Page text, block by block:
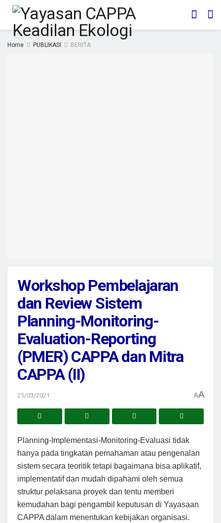
Home PUBLIKASI BERITA
Workshop Pembelajaran
dan Review Sistem
Planning-Monitoring-
Evaluation-Reporting
(PMER) CAPPA dan Mitra
CAPPA (II)
25/03/2021 AA
Planning-Implementasi-Monitoring-Evaluasi tidak
hanya pada tingkatan pemahaman atau pengenalan
sistem secara teoritik tetapi bagaimana bisa aplikatif,
implementatif dan mudah dipahami oleh semua
struktur pelaksana proyek dan tentu memberi
kemudahan bagi pengambil keputusan di Yayasaan
CAPPA dalam menentukan kebijakan organisasi.